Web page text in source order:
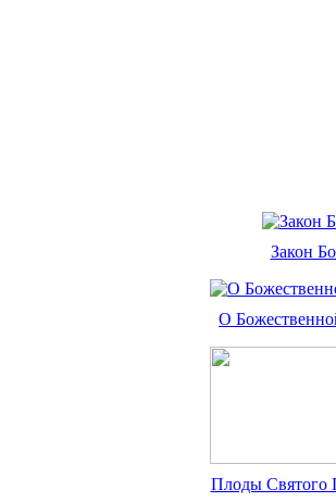
Закон
О
Плоды Святого